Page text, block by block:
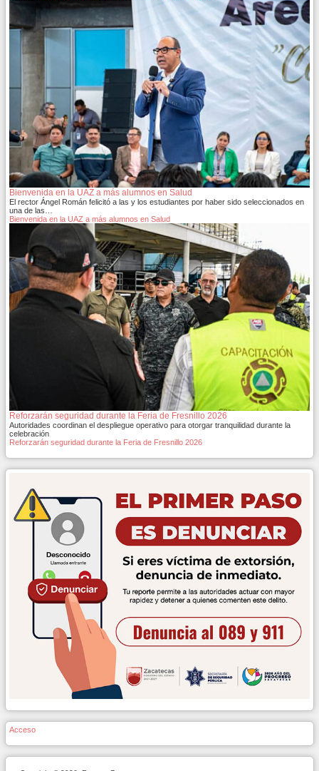
Bienvenida en la UAZ a más alumnos en Salud
El rector Ángel Román felicitó a las y los estudiantes por haber sido seleccionados en
una de las…
Bienvenida en la UAZ a más alumnos en Salud
Reforzarán seguridad durante la Feria de Fresnillo 2026
Autoridades coordinan el despliegue operativo para otorgar tranquilidad durante la
celebración
Reforzarán seguridad durante la Feria de Fresnillo 2026
Acceso